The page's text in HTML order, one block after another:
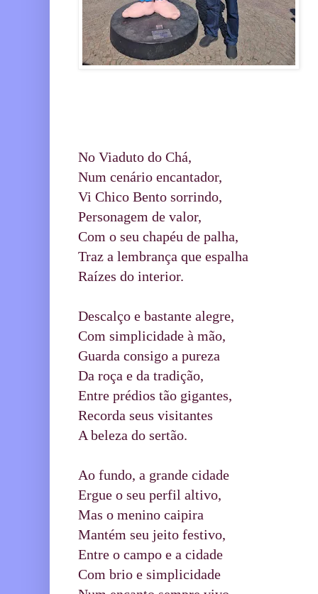
No Viaduto do Chá,
Num cenário encantador,
Vi Chico Bento sorrindo,
Personagem de valor,
Com o seu chapéu de palha,
Traz a lembrança que espalha
Raízes do interior.
Descalço e bastante alegre,
Com simplicidade à mão,
Guarda consigo a pureza
Da roça e da tradição,
Entre prédios tão gigantes,
Recorda seus visitantes
A beleza do sertão.
Ao fundo, a grande cidade
Ergue o seu perfil altivo,
Mas o menino caipira
Mantém seu jeito festivo,
Entre o campo e a cidade
Com brio e simplicidade